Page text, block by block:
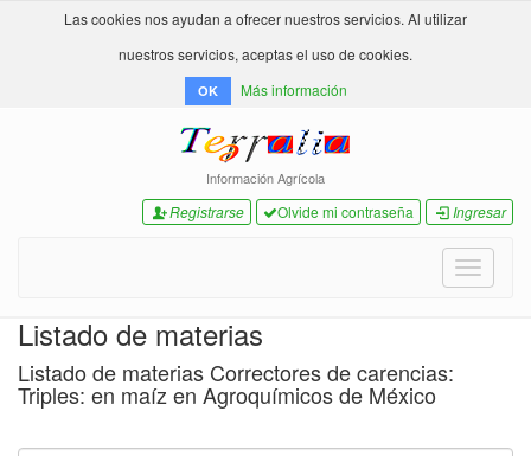
Las cookies nos ayudan a ofrecer nuestros servicios. Al utilizar
nuestros servicios, aceptas el uso de cookies.
OK Más información
Información Agrícola
Registrarse Olvide mi contraseña Ingresar
Toggle
Listado de materias
Listado de materias Correctores de carencias:
Triples: en maíz en Agroquímicos de México